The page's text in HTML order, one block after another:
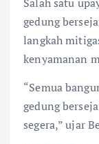
gedung
langkah
kenyamanan
“Semua
gedung
segera,” ujar